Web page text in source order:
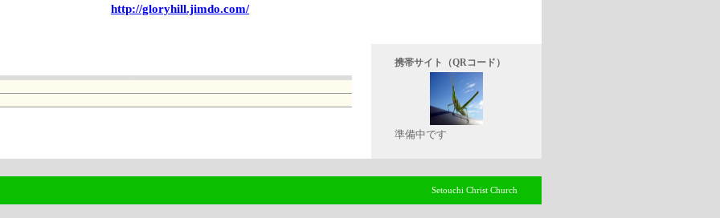
http://gloryhill.jimdo.com/
携帯サイト（QRコード）
準備中です
Setouchi Christ Church